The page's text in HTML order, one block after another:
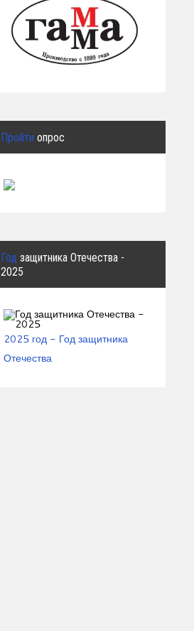
Пройти опрос
Год защитника Отечества -
2025
2025 год - Год защитника
Отечества